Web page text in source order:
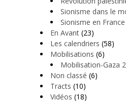
Sionisme dans le
Sionisme en France
En Avant (23)
Les calendriers (58)
Mobilisations (6)
Mobilisation-Gaza
Non classé (6)
Tracts (10)
Vidéos (18)